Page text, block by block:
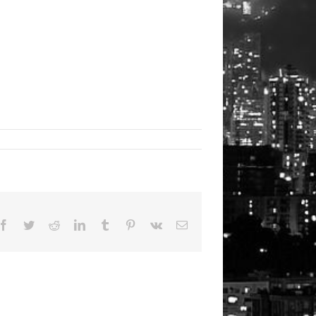
Facebook
TwitterRedditLinkedInTumblr Pinterest
Vk Email